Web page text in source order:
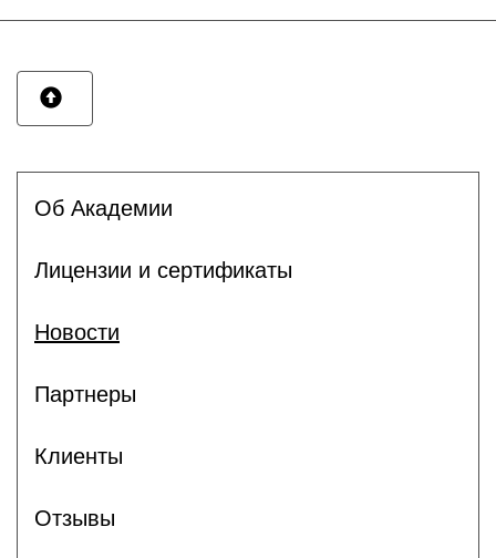
Об Академии
Лицензии и сертификаты
Новости
Партнеры
Клиенты
Отзывы